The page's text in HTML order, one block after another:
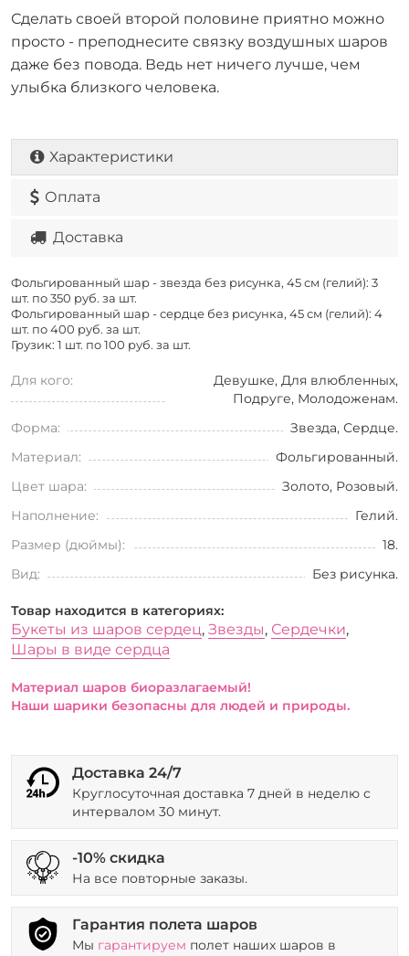
Сделать своей второй половине приятно можно
просто - преподнесите связку воздушных шаров
даже без повода. Ведь нет ничего лучше, чем
улыбка близкого человека.
Характеристики
Оплата
Доставка
Фольгированный шар - звезда без рисунка, 45 см (гелий): 3
шт. по 350 руб. за шт.
Фольгированный шар - сердце без рисунка, 45 см (гелий): 4
шт. по 400 руб. за шт.
Грузик: 1 шт. по 100 руб. за шт.
Для кого:
Девушке, Для влюбленных,
Подруге, Молодоженам.
Форма:
Звезда, Сердце.
Материал:
Фольгированный.
Цвет шара:
Золото, Розовый.
Наполнение:
Гелий.
Размер (дюймы):
18.
Вид:
Без рисунка.
Товар находится в категориях:
Букеты из шаров сердец, Звезды, Сердечки,
Шары в виде сердца
Материал шаров биоразлагаемый!
Наши шарики безопасны для людей и природы.
Доставка 24/7
Круглосуточная доставка 7 дней в неделю с
интервалом 30 минут.
-10% скидка
На все повторные заказы.
Гарантия полета шаров
Мы гарантируем полет наших шаров в